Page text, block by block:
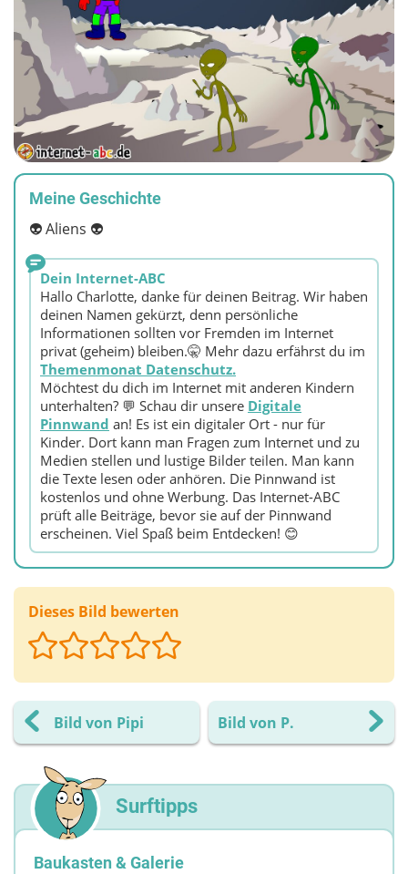
Meine Geschichte
👽 Aliens 👽
Dein Internet-ABC
Hallo Charlotte, danke für deinen Beitrag. Wir haben
deinen Namen gekürzt, denn persönliche
Informationen sollten vor Fremden im Internet
privat (geheim) bleiben.🤫 Mehr dazu erfährst du im
Themenmonat Datenschutz.
Möchtest du dich im Internet mit anderen Kindern
unterhalten? 💬 Schau dir unsere Digitale
Pinnwand an! Es ist ein digitaler Ort - nur für
Kinder. Dort kann man Fragen zum Internet und zu
Medien stellen und lustige Bilder teilen. Man kann
die Texte lesen oder anhören. Die Pinnwand ist
kostenlos und ohne Werbung. Das Internet-ABC
prüft alle Beiträge, bevor sie auf der Pinnwand
erscheinen. Viel Spaß beim Entdecken! 😊
Dieses Bild bewerten
Bild von Pipi Bild von P.
Surftipps
Baukasten & Galerie